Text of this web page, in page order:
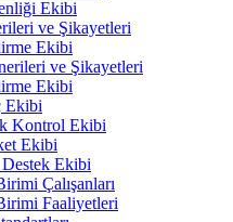
Ekibi
ve Şikayetleri
Ekibi
ve Şikayetleri
Ekibi
Ekibi
Kontrol Ekibi
Ekibi
Ekibi
Çalışanları
Faaliyetleri